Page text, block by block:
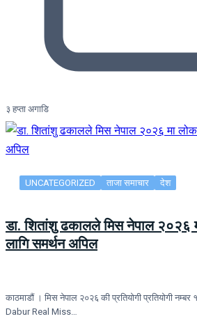
३ हप्ता अगाडि
UNCATEGORIZED ताजा समाचार देश
डा. शितांशु ढकालले मिस नेपाल २०२६
लागि समर्थन अपिल
काठमाडौं । मिस नेपाल २०२६ की प्रतियोगी प्रतियोगी
Dabur Real Miss…